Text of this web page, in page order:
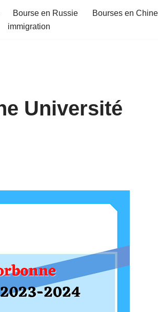
Bourse en Russie Bourses en Chine
immigration
Université